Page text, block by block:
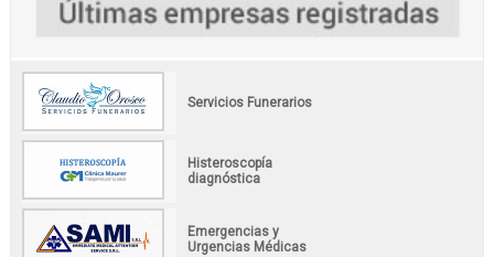
Servicios Funerarios
Histeroscopía
diagnóstica
Emergencias y
Urgencias Médicas